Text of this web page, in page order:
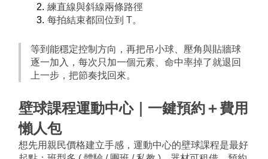
練直線與斜線兩條路徑
每拍結束都回位到 T。
等到能穩定控制方向，再把吊小球、壓角與貼牆球
逐一加入，每次只加一個元素、命中率掉了就退回
上一步，把節奏找回來。
壁球課程運動中心｜一鍵預約＋費用
懶人包
想先用親民價格建立手感，運動中心的壁球課程是最好